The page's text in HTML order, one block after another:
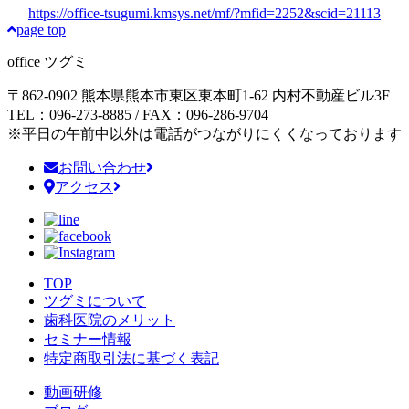
https://office-tsugumi.kmsys.net/mf/?mfid=2252&scid=21113
page top
office ツグミ
〒862-0902 熊本県熊本市東区東本町1-62 内村不動産ビル3F
TEL：096-273-8885 / FAX：096-286-9704
※平日の午前中以外は電話がつながりにくくなっております
お問い合わせ
アクセス
TOP
ツグミについて
歯科医院のメリット
セミナー情報
特定商取引法に基づく表記
動画研修